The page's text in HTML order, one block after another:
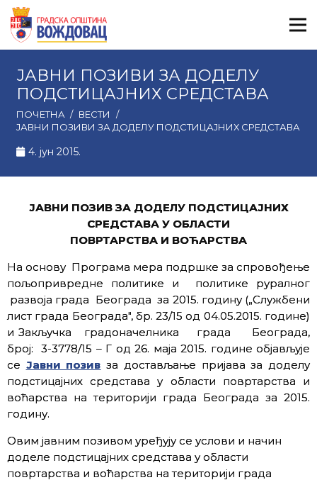
ЈАВНИ ПОЗИВИ ЗА ДОДЕЛУ
ПОДСТИЦАЈНИХ СРЕДСТАВА
ПОЧЕТНА / ВЕСТИ
/
ЈАВНИ ПОЗИВИ ЗА ДОДЕЛУ ПОДСТИЦАЈНИХ СРЕДСТАВА
4. јун 2015.
ЈАВНИ ПОЗИВ ЗА ДОДЕЛУ ПОДСТИЦАЈНИХ
СРЕДСТАВА У ОБЛАСТИ
ПОВРТАРСТВА И ВОЋАРСТВА
На основу Програма мера подршке за спровођење
пољопривредне политике и политике руралног
развоја града Београда за 2015. годину („Службени
лист града Београда″, бр. ­23/15 од 04.05.2015. године)
и Закључка градоначелника града Београда,
број: 3-3778/15 – Г од 26. маја 2015. године објављује
се Јавни позив за достављање пријава за доделу
подстицајних средстава у области повртарства и
воћарства на територији града Београда за 2015.
годину.
Овим јавним позивом уређују се услови и начин
доделе подстицајних средстава у области
повртарства и воћарства на територији града